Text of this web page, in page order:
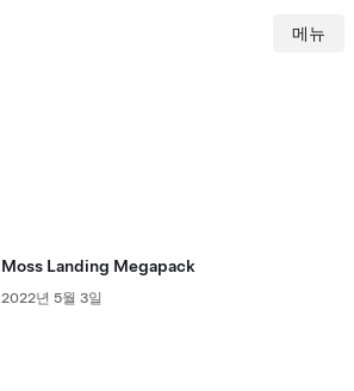
메뉴
Moss Landing Megapack
2022년 5월 3일